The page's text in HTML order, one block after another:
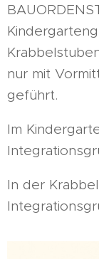
nur mit
geführt.
Im
In der